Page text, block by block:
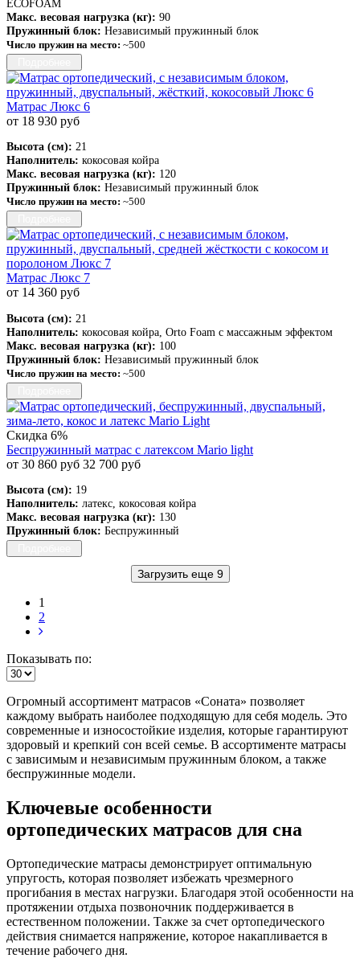
ECOFOAM
Макс. весовая нагрузка (кг): 90
Пружинный блок: Независимый пружинный блок
Число пружин на место: ~500
Матрас Люкс 6
от 18 930 руб
Высота (см): 21
Наполнитель: кокосовая койра
Макс. весовая нагрузка (кг): 120
Пружинный блок: Независимый пружинный блок
Число пружин на место: ~500
Матрас Люкс 7
от 14 360 руб
Высота (см): 21
Наполнитель: кокосовая койра, Orto Foam с массажным эффектом
Макс. весовая нагрузка (кг): 100
Пружинный блок: Независимый пружинный блок
Число пружин на место: ~500
Скидка 6%
Беспружинный матрас с латексом Mario light
от 30 860 руб 32 700 руб
Высота (см): 19
Наполнитель: латекс, кокосовая койра
Макс. весовая нагрузка (кг): 130
Пружинный блок: Беспружинный
Загрузить еще 9
1
2
Показывать по:
Огромный ассортимент матрасов «Соната» позволяет
каждому выбрать наиболее подходящую для себя модель. Это
современные и износостойкие изделия, которые гарантируют
здоровый и крепкий сон всей семье. В ассортименте матрасы
с зависимым и независимым пружинным блоком, а также
беспружинные модели.
Ключевые особенности
ортопедических матрасов для сна
Ортопедические матрасы демонстрирует оптимальную
упругость, которая позволяет избежать чрезмерного
прогибания в местах нагрузки. Благодаря этой особенности на
протяжении отдыха позвоночник поддерживается в
естественном положении. Также за счет ортопедического
действия снимается напряжение, которое накапливается в
течение рабочего дня.